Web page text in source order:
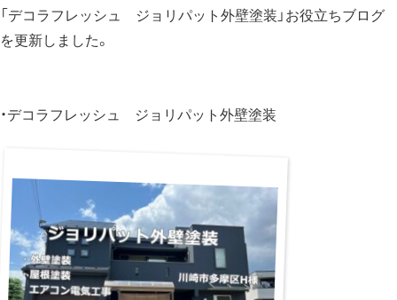
「デコラフレッシュ ジョリパット外壁塗装」お役立ちブログ
を更新しました。
・デコラフレッシュ ジョリパット外壁塗装